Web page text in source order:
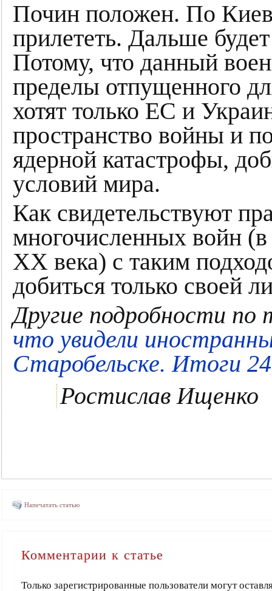
Почин положен. По
прилететь. Дальше
Потому, что данный
пределы отпущенного
хотят только ЕС и
пространство войны и
ядерной катастрофы,
условий мира.
Как свидетельствуют
многочисленных войн
ХХ века) с таким
добиться только своей
Другие подробности
что увидели
Старобельске. Итоги
Ростислав Ищенко
Напечатать статью
Комментарии к статье
Только зарегистрированные пользователи могут